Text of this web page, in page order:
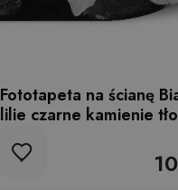
Fototapeta na ścianę
lilie czarne kamienie